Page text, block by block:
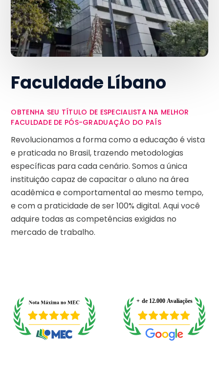
Faculdade Líbano
OBTENHA SEU TÍTULO DE ESPECIALISTA NA MELHOR
FACULDADE DE PÓS-GRADUAÇÃO DO PAÍS
Revolucionamos a forma como a educação é vista
e praticada no Brasil, trazendo metodologias
específicas para cada cenário. Somos a única
instituição capaz de capacitar o aluno na área
acadêmica e comportamental ao mesmo tempo,
e com a praticidade de ser 100% digital. Aqui você
adquire todas as competências exigidas no
mercado de trabalho.